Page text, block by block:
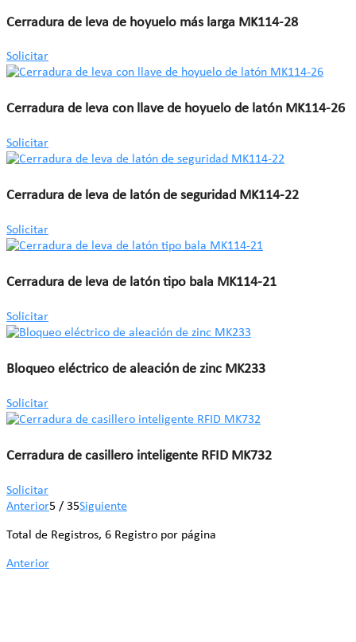
Cerradura de leva de hoyuelo más larga MK114-28
Solicitar
Cerradura de leva con llave de hoyuelo de latón MK114-26
Solicitar
Cerradura de leva de latón de seguridad MK114-22
Solicitar
Cerradura de leva de latón tipo bala MK114-21
Solicitar
Bloqueo eléctrico de aleación de zinc MK233
Solicitar
Cerradura de casillero inteligente RFID MK732
Solicitar
Anterior5 / 35Siguiente
Total de Registros, 6 Registro por página
Anterior